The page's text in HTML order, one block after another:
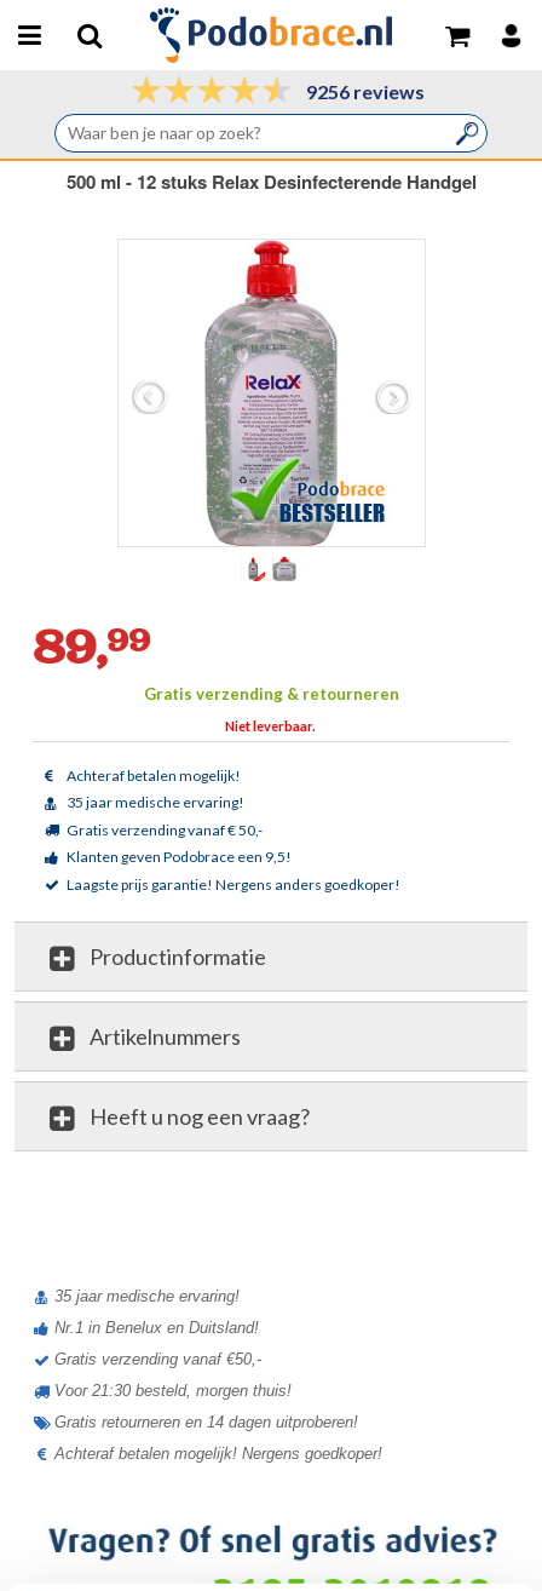
9256 reviews
500 ml - 12 stuks Relax Desinfecterende Handgel
89,99
Gratis verzending & retourneren
Niet leverbaar.
Achteraf betalen mogelijk!
35 jaar medische ervaring!
Gratis verzending vanaf € 50,-
Klanten geven Podobrace een 9,5!
Laagste prijs garantie! Nergens anders goedkoper!
Productinformatie
Artikelnummers
Heeft u nog een vraag?
35 jaar medische ervaring!
Nr.1 in Benelux en Duitsland!
Gratis verzending vanaf €50,-
Voor 21:30 besteld, morgen thuis!
Gratis retourneren en 14 dagen uitproberen!
Achteraf betalen mogelijk! Nergens goedkoper!